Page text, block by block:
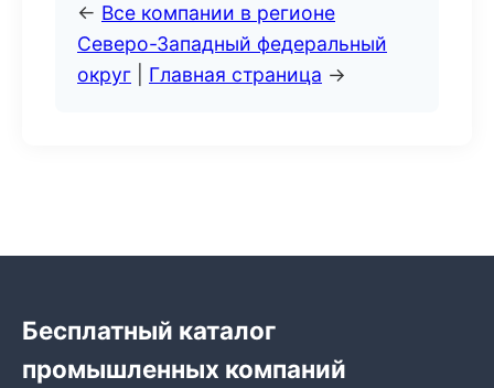
← Все компании в регионе
Северо-Западный федеральный
округ
Главная страница →
Бесплатный каталог
промышленных компаний